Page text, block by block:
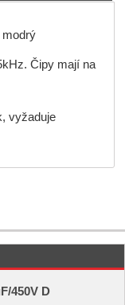
modrý
Čipy mají na
vyžaduje
450V D